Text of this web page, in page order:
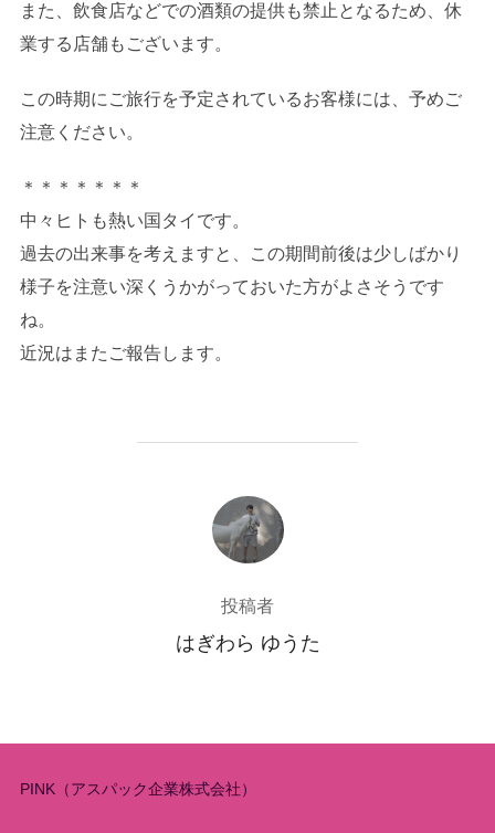
また、飲食店などでの酒類の提供も禁止となるため、休
業する店舗もございます。
この時期にご旅行を予定されているお客様には、予めご
注意ください。
＊＊＊＊＊＊＊
中々ヒトも熱い国タイです。
過去の出来事を考えますと、この期間前後は少しばかり
様子を注意い深くうかがっておいた方がよさそうです
ね。
近況はまたご報告します。
投稿者
投稿者
はぎわら ゆうた
PINK（アスパック企業株式会社）